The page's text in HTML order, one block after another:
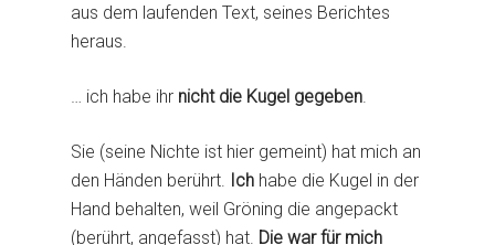
aus dem laufenden Text, seines Berichtes
heraus.
… ich habe ihr nicht die Kugel gegeben
Sie (seine Nichte ist hier gemeint) hat mich an
den Händen berührt. Ich habe die Kugel in der
Hand behalten, weil Gröning die angepackt
(berührt, angefasst) hat. Die war für mich